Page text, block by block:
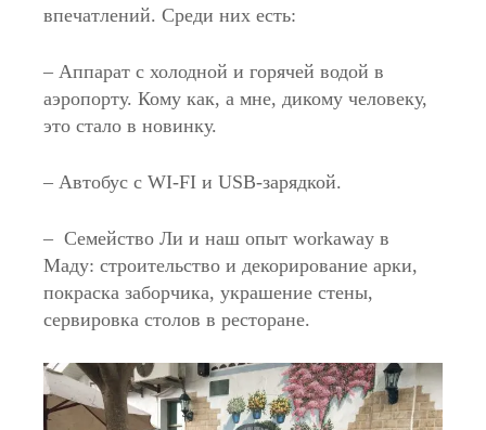
впечатлений. Среди них есть:
– Аппарат с холодной и горячей водой в
аэропорту. Кому как, а мне, дикому человеку,
это стало в новинку.
– Автобус с WI-FI и USB-зарядкой.
– Семейство Ли и наш опыт workaway в
Маду: строительство и декорирование арки,
покраска заборчика, украшение стены,
сервировка столов в ресторане.